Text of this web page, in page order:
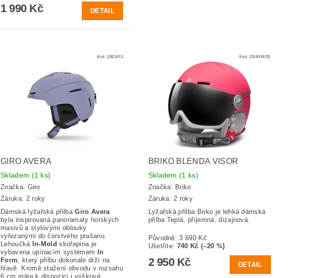
1 990 Kč DETAIL
Kód: 13824/S3
GIRO AVERA
Skladem (1 ks)
Značka: Giro
Záruka: 2 roky
Dámská lyžařská přilbaGiro Avera
byla inspirovaná panoramaty horských
masivů a stylovými oblouky
vyřezanými do čerstvého prašanu.
Lehoučká
In-Mold skořepina je
vybavena upínacím systémem
In
Form , který přilbu dokonale drží na
hlavě. Kromě stažení obvodu v rozsahu
6 cm máte k dispozici i výškové
Kód: 12840/MOD
BRIKO BLENDA VISOR
Skladem(1 ks)
Značka: Briko
Záruka: 2 roky
Lyžařská přilba Briko je lehká dámská
přilba Teplá, příjemná, dizajnová.
Původně:3 690 Kč
Ušetříte: 740 Kč (–20 %)
2 950 Kč DETAIL